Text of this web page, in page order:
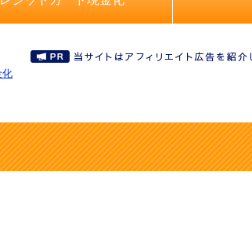
化